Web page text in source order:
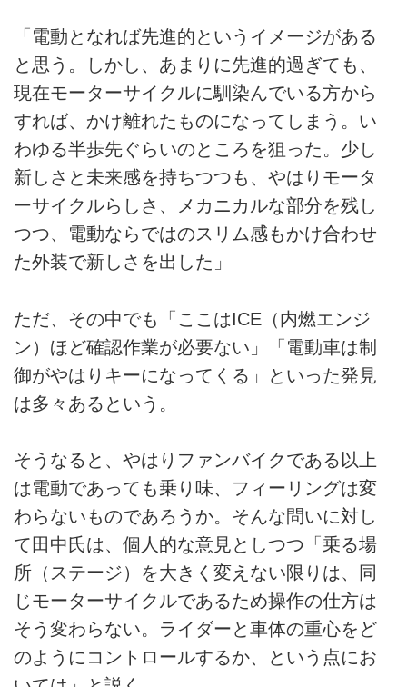
「電動となれば先進的というイメージがある
と思う。しかし、あまりに先進的過ぎても、
現在モーターサイクルに馴染んでいる方から
すれば、かけ離れたものになってしまう。い
わゆる半歩先ぐらいのところを狙った。少し
新しさと未来感を持ちつつも、やはりモータ
ーサイクルらしさ、メカニカルな部分を残し
つつ、電動ならではのスリム感もかけ合わせ
た外装で新しさを出した」
ただ、その中でも「ここはICE（内燃エンジ
ン）ほど確認作業が必要ない」「電動車は制
御がやはりキーになってくる」といった発見
は多々あるという。
そうなると、やはりファンバイクである以上
は電動であっても乗り味、フィーリングは変
わらないものであろうか。そんな問いに対し
て田中氏は、個人的な意見としつつ「乗る場
所（ステージ）を大きく変えない限りは、同
じモーターサイクルであるため操作の仕方は
そう変わらない。ライダーと車体の重心をど
のようにコントロールするか、という点にお